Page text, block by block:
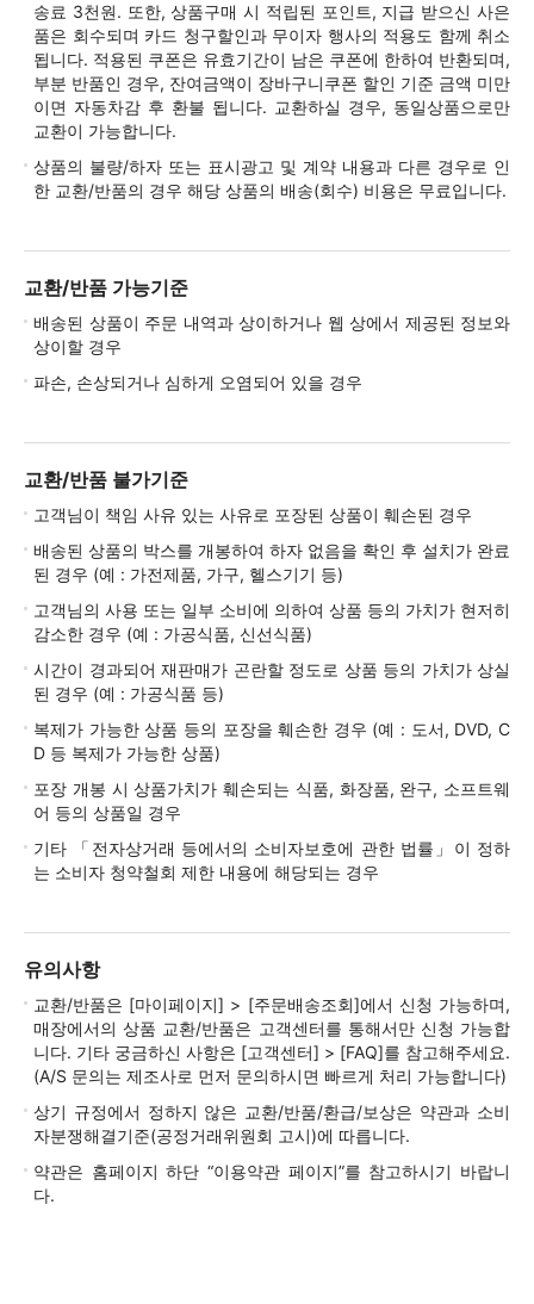
송료 3천원. 또한, 상품구매 시 적립된 포인트, 지급 받으신 사은
품은 회수되며 카드 청구할인과 무이자 행사의 적용도 함께 취소
됩니다. 적용된 쿠폰은 유효기간이 남은 쿠폰에 한하여 반환되며,
부분 반품인 경우, 잔여금액이 장바구니쿠폰 할인 기준 금액 미만
이면 자동차감 후 환불 됩니다. 교환하실 경우, 동일상품으로만
교환이 가능합니다.
상품의 불량/하자 또는 표시광고 및 계약 내용과 다른 경우로 인
한 교환/반품의 경우 해당 상품의 배송(회수) 비용은 무료입니다.
교환/반품 가능기준
배송된 상품이 주문 내역과 상이하거나 웹 상에서 제공된 정보와
상이할 경우
파손, 손상되거나 심하게 오염되어 있을 경우
교환/반품 불가기준
고객님이 책임 사유 있는 사유로 포장된 상품이 훼손된 경우
배송된 상품의 박스를 개봉하여 하자 없음을 확인 후 설치가 완료
된 경우 (예 : 가전제품, 가구, 헬스기기 등)
고객님의 사용 또는 일부 소비에 의하여 상품 등의 가치가 현저히
감소한 경우 (예 : 가공식품, 신선식품)
시간이 경과되어 재판매가 곤란할 정도로 상품 등의 가치가 상실
된 경우 (예 : 가공식품 등)
복제가 가능한 상품 등의 포장을 훼손한 경우 (예 : 도서, DVD, C
D 등 복제가 가능한 상품)
포장 개봉 시 상품가치가 훼손되는 식품, 화장품, 완구, 소프트웨
어 등의 상품일 경우
기타 「전자상거래 등에서의 소비자보호에 관한 법률」이 정하
는 소비자 청약철회 제한 내용에 해당되는 경우
유의사항
교환/반품은 [마이페이지] > [주문배송조회]에서 신청 가능하며,
매장에서의 상품 교환/반품은 고객센터를 통해서만 신청 가능합
니다. 기타 궁금하신 사항은 [고객센터] > [FAQ]를 참고해주세요.
(A/S 문의는 제조사로 먼저 문의하시면 빠르게 처리 가능합니다)
상기 규정에서 정하지 않은 교환/반품/환급/보상은 약관과 소비
자분쟁해결기준(공정거래위원회 고시)에 따릅니다.
약관은 홈페이지 하단 “이용약관 페이지”를 참고하시기 바랍니
다.